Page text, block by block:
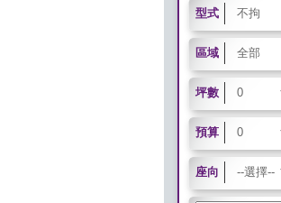
型式
區域
坪數
預算
座向